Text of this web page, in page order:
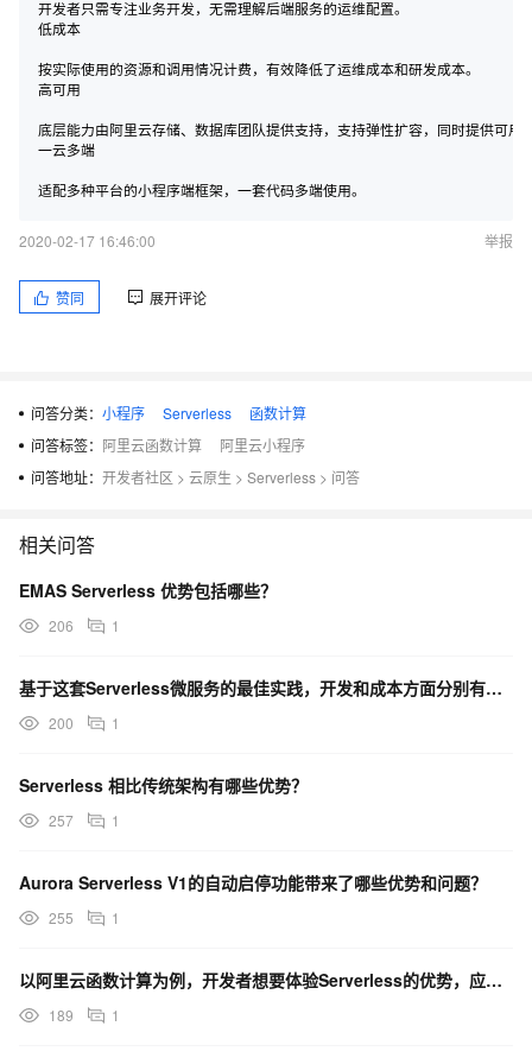
开发者只需专注业务开发，无需理解后端服务的运维配置。
低成本
按实际使用的资源和调用情况计费，有效降低了运维成本和研发成本。
高可用
底层能力由阿里云存储、数据库团队提供支持，支持弹性扩容，同时提供可用
一云多端
2020-02-17 16:46:00 举报
赞同 展开评论
问答分类： 小程序 Serverless
函数计算
问答标签： 阿里云函数计算
阿里云小程序
问答地址： 开发者社区 > 云原生 > Serverless > 问答
相关问答
EMAS Serverless 优势包括哪些？
206 1
基于这套Serverless微服务的最佳实践，开发和成本方面分别有何优势？
200 1
Serverless 相比传统架构有哪些优势？
257 1
Aurora Serverless V1的自动启停功能带来了哪些优势和问题？
255 1
以阿里云函数计算为例，开发者想要体验Serverless的优势，应该如何部署传统框架？
189 1